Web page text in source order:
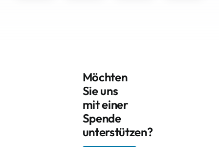
Möchten
Sie uns
mit einer
Spende
unterstützen?